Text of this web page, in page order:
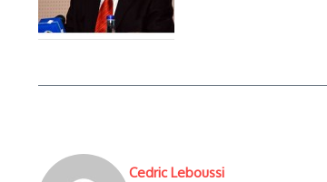
Cedric Leboussi